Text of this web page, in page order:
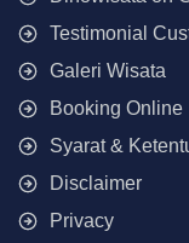
Testimonial
Galeri Wisata
Booking Online
Syarat &
Disclaimer
Privacy